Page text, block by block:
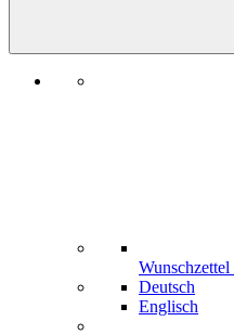
Wunschzettel
Deutsch
Englisch